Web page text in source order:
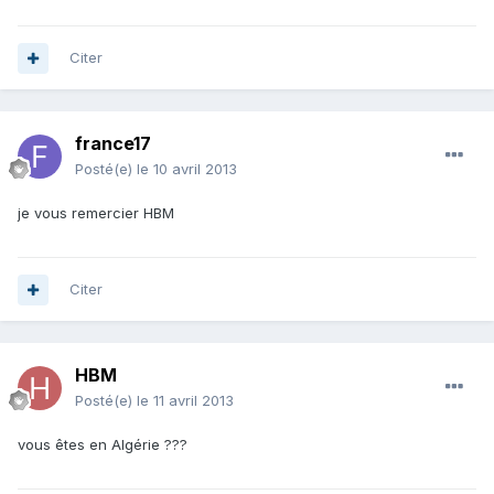
Citer
france17
Posté(e) le 10 avril 2013
je vous remercier HBM
Citer
HBM
Posté(e) le 11 avril 2013
vous êtes en Algérie ???